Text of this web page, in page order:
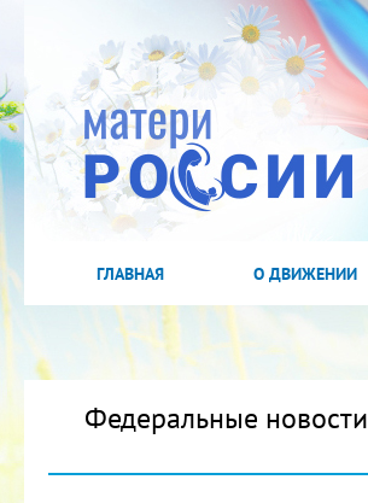
ГЛАВНАЯ О ДВИЖЕНИИ
Федеральные новости